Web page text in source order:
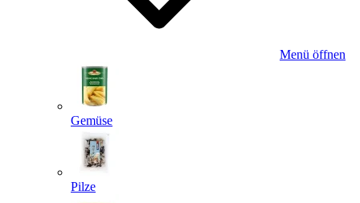
Menü öffnen
Gemüse
Pilze